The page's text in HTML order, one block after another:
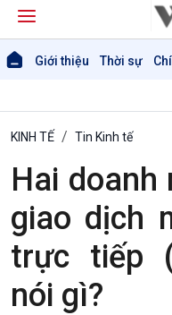
Giới thiệu Thời sự
KINH TẾ Tin Kinh tế
Hai doanh
giao dịch
trực tiếp
nói gì?